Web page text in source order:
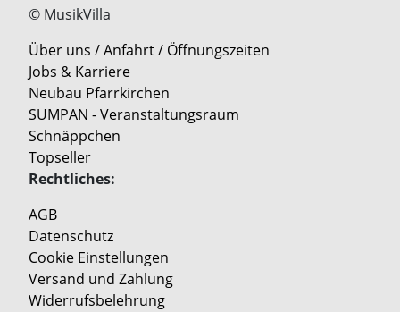
© MusikVilla
Über uns / Anfahrt / Öffnungszeiten
Jobs & Karriere
Neubau Pfarrkirchen
SUMPAN - Veranstaltungsraum
Schnäppchen
Topseller
Rechtliches:
AGB
Datenschutz
Cookie Einstellungen
Versand und Zahlung
Widerrufsbelehrung